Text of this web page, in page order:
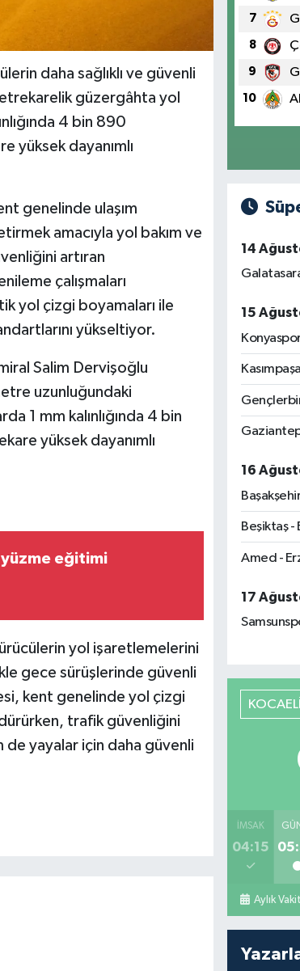
daha sağlıklı ve güvenli
güzergâhta yol
4 bin 890
yüksek dayanımlı
genelinde ulaşım
amacıyla yol bakım ve
artıran
çalışmaları
yol çizgi boyamaları ile
yükseltiyor.
Salim Dervişoğlu
uzunluğundaki
1 mm kalınlığında 4 bin
yüksek dayanımlı
eğitimi
yol işaretlemelerini
gece sürüşlerinde güvenli
kent genelinde yol çizgi
trafik güvenliğini
de yayalar için daha güvenli
7
8
9
10
14
15
16
Beşiktaş -
Amed -
17
KOCAELİ
İMSAK
04:15
Aylık